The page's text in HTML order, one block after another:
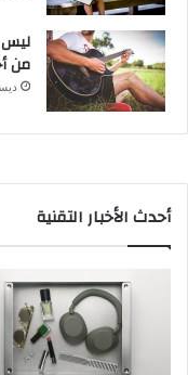
ليس
من
ديسمبر
أحدث الأخبار التقنية